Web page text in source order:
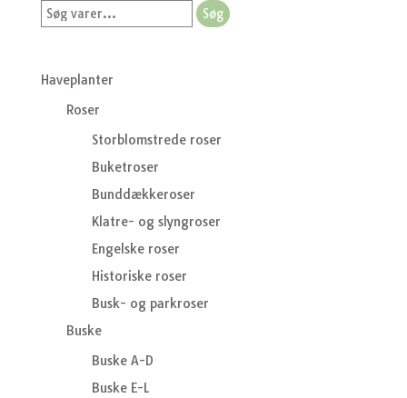
Søg
efter:
Søg
Haveplanter
Roser
Storblomstrede roser
Buketroser
Bunddækkeroser
Klatre- og slyngroser
Engelske roser
Historiske roser
Busk- og parkroser
Buske
Buske A-D
Buske E-L